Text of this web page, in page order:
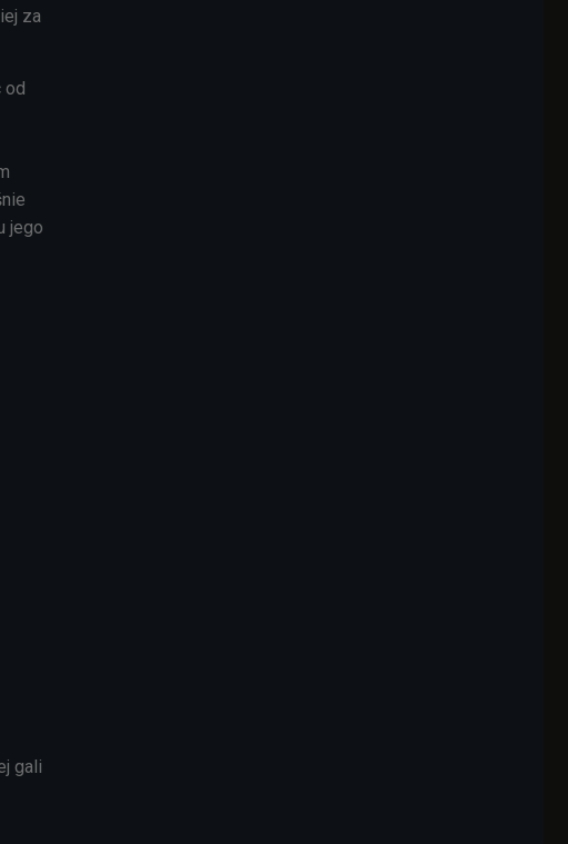
za
od
jego
gali